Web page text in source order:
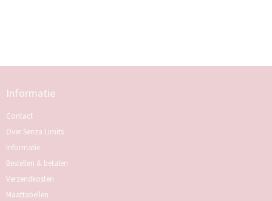
Informatie
Contact
Over Senza Limits
Informatie
Bestellen & betalen
Verzendkosten
Maattabellen